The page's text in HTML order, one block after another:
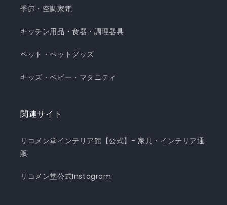
季節・空調家電
キッチン用品・食器・調理器具
ペット・ペットグッズ
キッズ・ベビー・マタニティ
関連サイト
リコメン堂インテリア館【公式】- 家具・インテリア通
販
リコメン堂公式Instagram